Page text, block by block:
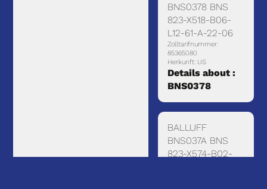
BNS0378 BNS
823-X518-B06-
L12-61-A-22-06
Zolltarifnummer:
85365080
Herkunft: US
Details about :
BNS0378
BALLUFF
BNS037A BNS
823-X574-B02-